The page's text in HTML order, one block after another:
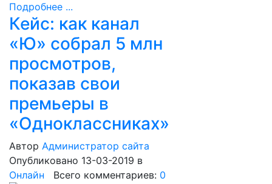
Подробнее ...
Кейс: как канал
«Ю» собрал 5 млн
просмотров,
показав свои
премьеры в
«Одноклассниках»
Автор Администратор сайта
Опубликовано 13-03-2019 в
Онлайн Всего комментариев: 0